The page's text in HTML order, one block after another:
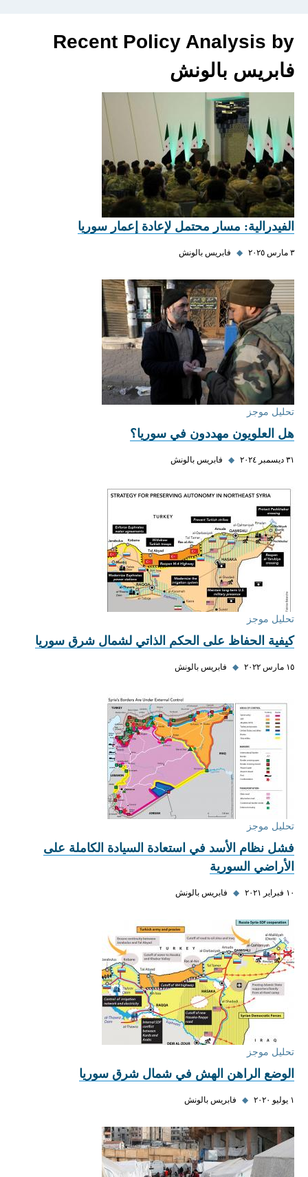
Recent Policy Analysis by
فابريس بالونش
الفيدرالية: مسار محتمل لإعادة إعمار سوريا
٣ مارس ٢٠٢٥ ◆ فابريس بالونش
تحليل موجز
هل العلويون مهددون في سوريا؟
٣١ ديسمبر ٢٠٢٤ ◆ فابريس بالونش
تحليل موجز
كيفية الحفاظ على الحكم الذاتي لشمال شرق سوريا
١٥ مارس ٢٠٢٢ ◆ فابريس بالونش
تحليل موجز
فشل نظام الأسد في استعادة السيادة الكاملة على
الأراضي السورية
١٠ فبراير ٢٠٢١ ◆ فابريس بالونش
تحليل موجز
الوضع الراهن الهش في شمال شرق سوريا
١ يوليو ٢٠٢٠ ◆ فابريس بالونش